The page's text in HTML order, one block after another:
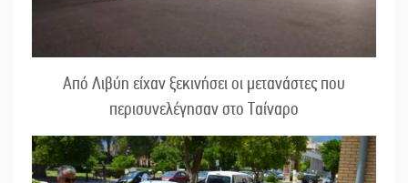
Από Λιβύη είχαν ξεκινήσει οι μετανάστες που
περισυνελέγησαν στο Ταίναρο